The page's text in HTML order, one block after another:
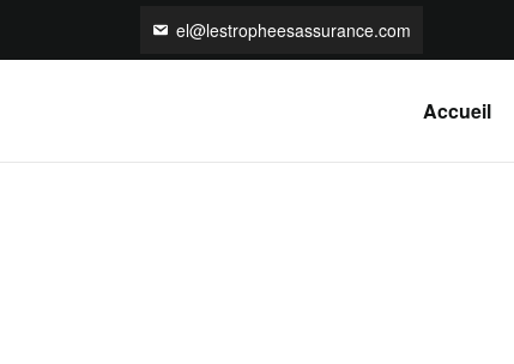
el@lestropheesassurance.com
Accueil